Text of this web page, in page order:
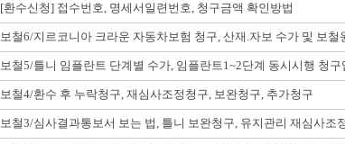
[환수신청] 접수번호, 명세서일련번호, 청구금액 확인방법
보철6/지르코니아 크라운 자동차보험 청구, 산재.자보 수가 및 보철
보철5/틀니 임플란트 단계별 수가, 임플란트1~2단계 동시시행 청구
보철4/환수 후 누락청구, 재심사조정청구, 보완청구, 추가청구
보철3/심사결과통보서 보는 법, 틀니 보완청구, 유지관리 재심사조